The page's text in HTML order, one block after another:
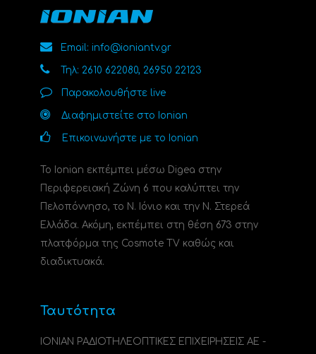
Email: info@ioniantv.gr
Τηλ: 2610 622080, 26950 22123
Παρακολουθήστε live
Διαφημιστείτε στο Ionian
Επικοινωνήστε με το Ionian
Το Ionian εκπέμπει μέσω Digea στην
Περιφερειακή Ζώνη 6 που καλύπτει την
Πελοπόννησο, το N. Ιόνιο και την Ν. Στερεά
Ελλάδα. Ακόμη, εκπέμπει στη θέση 673 στην
πλατφόρμα της Cosmote TV καθώς και
διαδικτυακά.
Ταυτότητα
ΙΟΝΙΑΝ ΡΑΔΙΟΤΗΛΕΟΠΤΙΚΕΣ ΕΠΙΧΕΙΡΗΣΕΙΣ ΑΕ -